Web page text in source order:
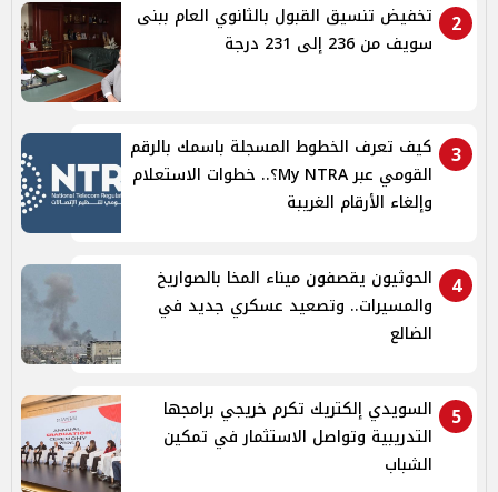
2
تخفيض تنسيق القبول بالثانوي العام ببنى
سويف من 236 إلى 231 درجة
3
كيف تعرف الخطوط المسجلة باسمك بالرقم
القومي عبر My NTRA؟.. خطوات الاستعلام
وإلغاء الأرقام الغريبة
4
الحوثيون يقصفون ميناء المخا بالصواريخ
والمسيرات.. وتصعيد عسكري جديد في
الضالع
5
السويدي إلكتريك تكرم خريجي برامجها
التدريبية وتواصل الاستثمار في تمكين
الشباب